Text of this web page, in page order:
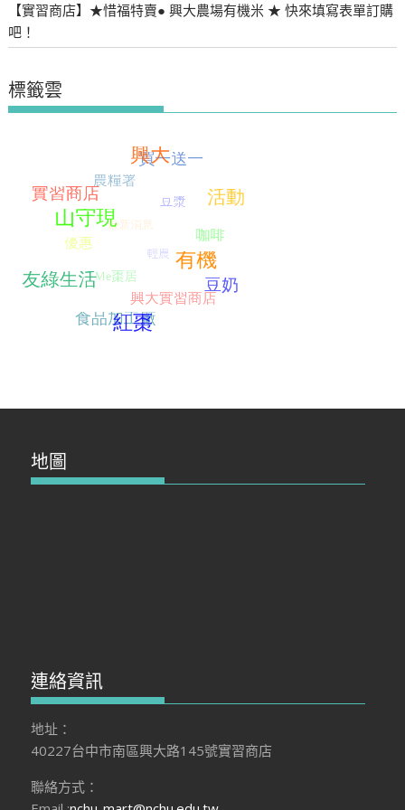
【實習商店】★惜福特賣● 興大農場有機米 ★ 快來填寫表單訂購
吧！
標籤雲
地圖
連絡資訊
地址：
40227台中市南區興大路145號實習商店
聯絡方式：